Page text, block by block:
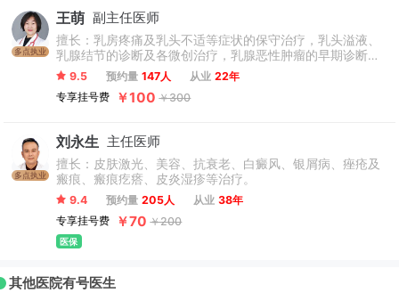
多点执业
王萌 副主任医师
擅长：乳房疼痛及乳头不适等症状的保守治疗，乳头溢液、
乳腺结节的诊断及各微创治疗，乳腺恶性肿瘤的早期诊断、
微创手术、全方位个体化治疗，男性乳腺发育、女性副乳、
隆乳等乳房整形，青春期、孕期、哺乳期、更年期等阶段问
题的指导。
9.5 预约量 147人 从业 22年
专享挂号费
￥100 ￥300
多点执业
刘永生 主任医师
擅长：皮肤激光、美容、抗衰老、白癜风、银屑病、痤疮及
瘢痕、瘢痕疙瘩、皮炎湿疹等治疗。
9.4 预约量 205人 从业 38年
专享挂号费
￥70 ￥200
医保
其他医院有号医生